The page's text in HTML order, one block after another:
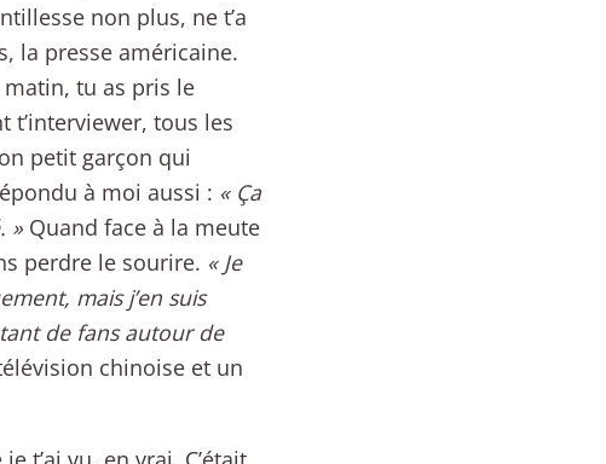
non plus, ne t’a
la presse américaine.
matin, tu as pris le
tous les
petit garçon qui
à moi aussi : « Ça
»Quand face à la meute
perdre le sourire. « Je
mais j’en suis
de fans autour de
chinoise et un